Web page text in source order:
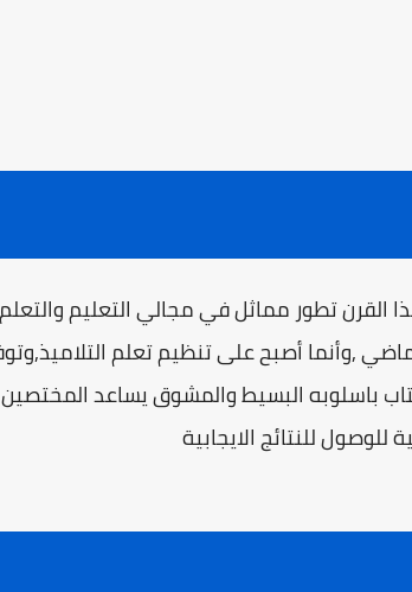
القرن تطور مماثل في مجالي التعليم
,وأنما أصبح على تنظيم تعلم
باسلوبه البسيط والمشوق يساعد
للنتائج الايجابية